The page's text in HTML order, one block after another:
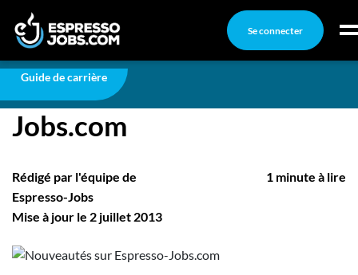
Se connecter
Connexion
Créez un compte
Recherchez un emploi
Compagnies
Guide de carrière
Carrière Nouveautés sur Espresso-Jobs.com
Nouveautés sur Espresso-
Jobs.com
Rédigé par l'équipe de
Espresso-Jobs
Mise à jour le 2 juillet 2013
1 minute à lire